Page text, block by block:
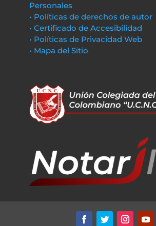
Personales
• Políticas de derechos de autor
• Certificado de Accesibilidad
• Políticas de Privacidad Web
• Mapa del Sitio